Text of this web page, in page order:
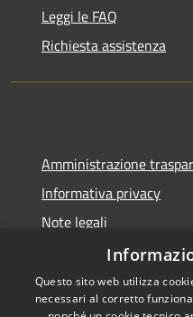
Leggi le FAQ
Richiesta assistenza
Amministrazione
Informativa privacy
Note legali
Dichiarazione di
Questo sito web utilizza
necessari al corretto